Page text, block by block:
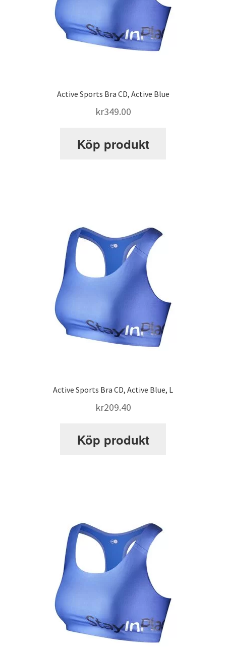
Active Sports Bra CD, Active Blue
kr349.00
Köp produkt
Active Sports Bra CD, Active Blue, L
kr209.40
Köp produkt